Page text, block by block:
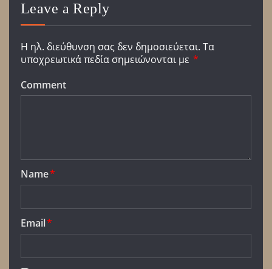
Leave a Reply
Η ηλ. διεύθυνση σας δεν δημοσιεύεται. Τα
υποχρεωτικά πεδία σημειώνονται με *
Comment
Name*
Email*